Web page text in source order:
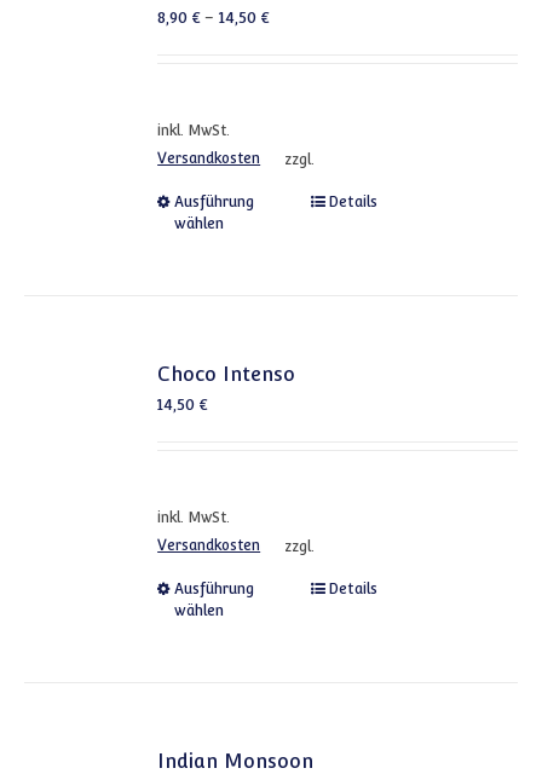
8,90€–14,50€
inkl. MwSt.
zzgl.
Versandkosten
Ausführung
wählen
Dieses Produkt weist
Details
Choco Intenso
14,50€
inkl. MwSt.
zzgl.
Versandkosten
Ausführung
wählen
Dieses Produkt weist
Details
Indian Monsoon